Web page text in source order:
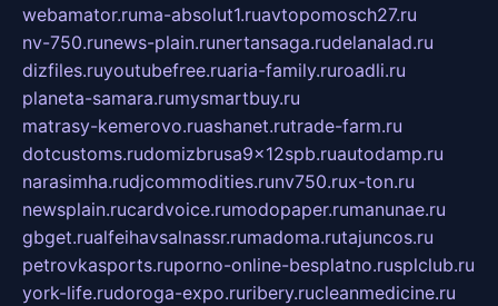
webamator.ruma-absolut1.ruavtopomosch27.ru
nv-750.runews-plain.runertansaga.rudelanalad.ru
dizfiles.ruyoutubefree.ruaria-family.ruroadli.ru
planeta-samara.rumysmartbuy.ru
matrasy-kemerovo.ruashanet.rutrade-farm.ru
dotcustoms.rudomizbrusa9x12spb.ruautodamp.ru
narasimha.rudjcommodities.runv750.rux-ton.ru
newsplain.rucardvoice.rumodopaper.rumanunae.ru
gbget.rualfeihavsalnassr.rumadoma.rutajuncos.ru
petrovkasports.ruporno-online-besplatno.rusplclub.ru
york-life.rudoroga-expo.ruribery.rucleanmedicine.ru